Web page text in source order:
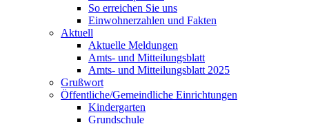
So erreichen Sie uns
Einwohnerzahlen und Fakten
Aktuell
Aktuelle Meldungen
Amts- und Mitteilungsblatt
Amts- und Mitteilungsblatt 2025
Grußwort
Öffentliche/Gemeindliche Einrichtungen
Kindergarten
Grundschule